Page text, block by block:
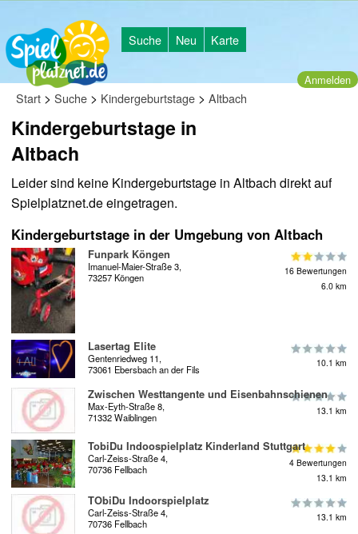
Suche Neu Karte
Anmelden
Start > Suche > Kindergeburtstage > Altbach
Kindergeburtstage in
Altbach
Leider sind keine Kindergeburtstage in Altbach direkt auf
Spielplatznet.de eingetragen.
Kindergeburtstage in der Umgebung von Altbach
Funpark Köngen
Imanuel-Maier-Straße 3,
73257 Köngen
16 Bewertungen
6.0 km
Lasertag Elite
Gentenriedweg 11,
73061 Ebersbach an der Fils
10.1 km
Zwischen Westtangente und Eisenbahnschienen
Max-Eyth-Straße 8,
71332 Waiblingen
13.1 km
TobiDu Indoospielplatz Kinderland Stuttgart
Carl-Zeiss-Straße 4,
70736 Fellbach
4 Bewertungen
13.1 km
TObiDu Indoorspielplatz
Carl-Zeiss-Straße 4,
70736 Fellbach
13.1 km